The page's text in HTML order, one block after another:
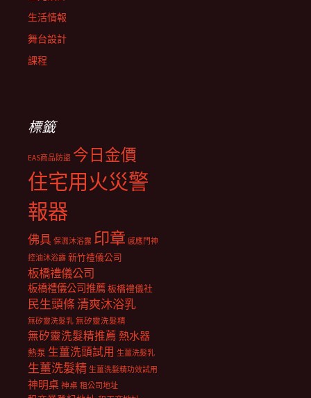
生活情報
舞台設計
課程
標籤
EAS商品防盜 今日金價
住宅用火災警
報器
佛具 保濕沐浴露 印章 感應門神
控油沐浴露 新竹禮儀公司
板橋禮儀公司
板橋禮儀公司推薦板橋禮儀社
民生頭條清爽沐浴乳
無矽靈洗髮乳 無矽靈洗髮精
無矽靈洗髮精推薦 熱水器
熱泵 生薑洗頭試用 生薑洗髮乳
生薑洗髮精 生薑洗髮精功效試用
神明桌 神桌 租公司地址